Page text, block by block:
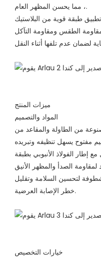
، مما يحسن المظهر العام.
طبقة قوية من البلاستيك
ميزات المنتج
المواد والتصميم
من الطاولة والمقاعد من
إطار الفولاذ الأنبوبي بطبقة
لتحسين السلامة وتقليل
خطر الإصابة العرضية.
خيارات التخصيص